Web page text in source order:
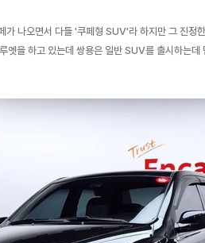
가 나오면서 다들 '쿠페형 SUV'라 하지만 그 진정
엣을 하고 있는데 쌍용은 일반 SUV를 출시하는데